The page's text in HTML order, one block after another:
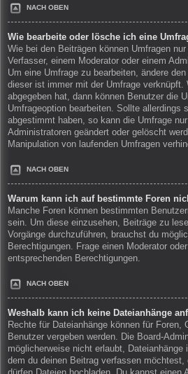
NACH OBEN
Wie bearbeite oder lösche ich eine
Wie bei den Beiträgen können Umfragen
Verfasser, einem Moderator oder einem
Um eine Umfrage zu bearbeiten, ändere
dieser ist immer mit der Umfrage verknüpft.
abgegeben hat, dann können Benutzer die
Umfrageoption bearbeiten. Sollte allerdings
abgestimmt haben, so kann die Umfrage
Administratoren geändert oder gelöscht
Manipulation von laufenden Umfragen
NACH OBEN
Warum kann ich auf bestimmte Foren
Manche Foren können bestimmten
sein. Um diese einzusehen, Beiträge zu
Vorgänge durchzuführen, brauchst du
Berechtigungen. Frage einen Moderator
entsprechenden Berechtigungen.
NACH OBEN
Weshalb kann ich keine Dateianhänge
Rechte für Dateianhänge können für Foren,
Benutzer vergeben werden. Die Board-
möglicherweise nicht erlaubt,
dem du deinen Beitrag verfassen möchtest,